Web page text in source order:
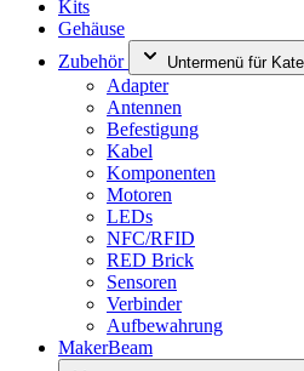
Kits
Gehäuse
Zubehör
Untermenü für
Adapter
Antennen
Befestigung
Kabel
Komponenten
Motoren
LEDs
NFC/RFID
RED Brick
Sensoren
Verbinder
Aufbewahrung
MakerBeam